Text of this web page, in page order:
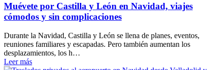
Muévete por Castilla y León en Navidad, viajes
cómodos y sin complicaciones
Durante la Navidad, Castilla y León se llena de planes, eventos,
reuniones familiares y escapadas. Pero también aumentan los
desplazamientos, los h…
Leer más